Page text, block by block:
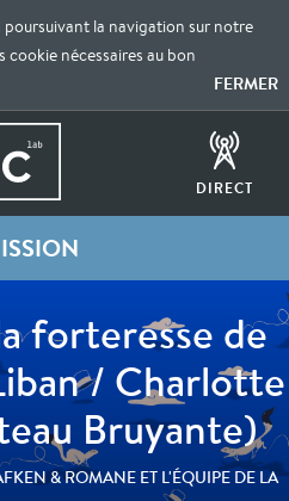
la navigation sur notre
cookie nécessaires au bon
FERMER
DIRECT
forteresse de
/ Charlotte
Bruyante)
& ROMANE ET L'ÉQUIPE DE LA